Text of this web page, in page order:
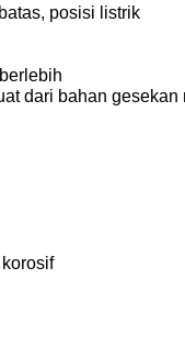
posisi listrik
dari bahan gesekan